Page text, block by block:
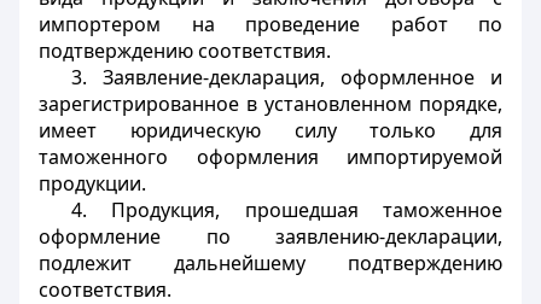
импортером на проведение работ по
подтверждению соответствия.
3. Заявление-декларация, оформленное и
зарегистрированное в установленном порядке,
имеет юридическую силу только для
таможенного оформления импортируемой
продукции.
4. Продукция, прошедшая таможенное
оформление по заявлению-декларации,
подлежит дальнейшему подтверждению
соответствия.